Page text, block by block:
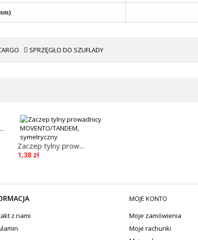
SPRZĘGŁO DO SZUFLADY
Zaczep tylny prow...
1,38 zł
z nami
MOJE KONTO
Moje zamówienia
Moje rachunki